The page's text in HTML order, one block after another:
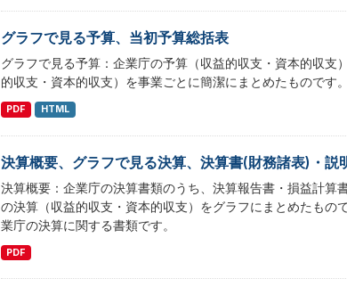
グラフで見る予算、当初予算総括表
グラフで見る予算：企業庁の予算（収益的収支・資本的収
的収支・資本的収支）を事業ごとに簡潔にまとめたものです。
PDF HTML
決算概要、グラフで見る決算、決算書(財務諸表)・説
決算概要：企業庁の決算書類のうち、決算報告書・損益計
の決算（収益的収支・資本的収支）をグラフにまとめたも
業庁の決算に関する書類です。
PDF